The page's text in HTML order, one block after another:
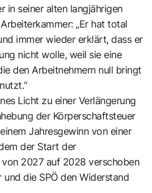
in seiner alten langjährigen
„Er hat total
immer wieder erklärt, dass er
nicht wolle, weil sie eine
den Arbeitnehmern null bringt
Licht zu einer Verlängerung
der Körperschaftsteuer
Jahresgewinn von einer
der Start der
2027 auf 2028 verschoben
die SPÖ den Widerstand